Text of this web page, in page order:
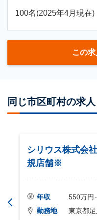
100名(2025年4月現在)
この
同じ市区町村の求人
シリウス株式会
規店舗※
年収
550万円
勤務地
東京都